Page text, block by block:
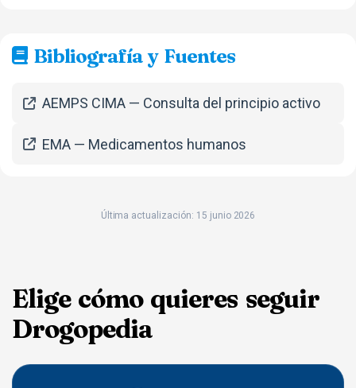
Bibliografía y Fuentes
AEMPS CIMA — Consulta del principio activo
EMA — Medicamentos humanos
Última actualización: 15 junio 2026
Elige cómo quieres seguir
Drogopedia